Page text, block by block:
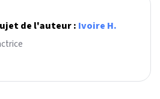
de l'auteur : Ivoire H.